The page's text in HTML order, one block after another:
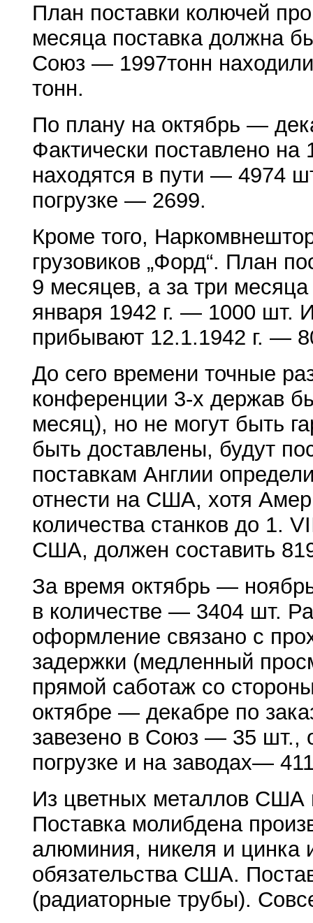
План поставки колючей
месяца поставка должна
Союз — 1997тонн
тонн.
По плану на октябрь —
Фактически поставлено
находятся в пути — 4974
погрузке — 2699.
Кроме того,
грузовиков „Форд“. План
9 месяцев, а за три
января 1942 г. — 1000 шт.
прибывают 12.1.1942 г. —
До сего времени точные
конференции 3-х держав
месяц), но не могут быть
быть доставлены, будут
поставкам Англии
отнести на США, хотя
количества станков до 1.
США, должен составить
За время октябрь —
в количестве — 3404 шт.
оформление связано с
задержки (медленный
прямой саботаж со
октябре — декабре по
завезено в Союз — 35 шт.,
погрузке и на заводах—
Из цветных металлов США
Поставка молибдена
алюминия, никеля и цинка
обязательства США.
(радиаторные трубы).